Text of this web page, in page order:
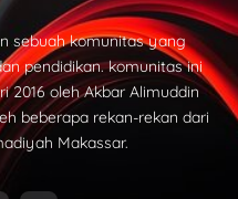
sebuah komunitas yang
pendidikan. komunitas ini
2016 oleh Akbar Alimuddin
beberapa rekan-rekan dari
Makassar.